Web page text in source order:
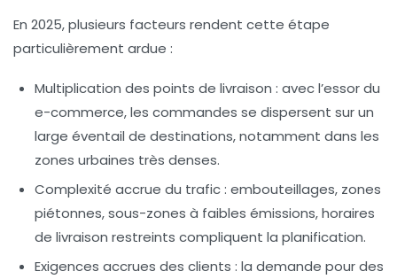
En 2025, plusieurs facteurs rendent cette étape
particulièrement ardue :
Multiplication des points de livraison : avec l’essor du
e-commerce, les commandes se dispersent sur un
large éventail de destinations, notamment dans les
zones urbaines très denses.
Complexité accrue du trafic: embouteillages, zones
piétonnes, sous-zones à faibles émissions, horaires
de livraison restreints compliquent la planification.
Exigences accrues des clients : la demande pour des